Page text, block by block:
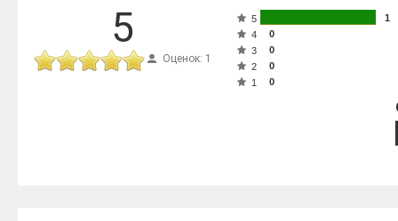
5
Оценок: 1
5
1
4
0
3
0
2
0
1
0